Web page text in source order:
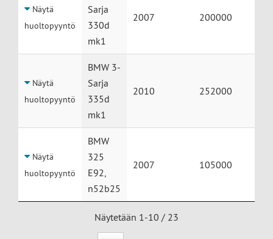
Näytä
huoltopyyntö
Sarja
330d
mk1
2007 200000
Näytä
huoltopyyntö
BMW 3-
Sarja
335d
mk1
2010 252000
Näytä
huoltopyyntö
BMW
325
E92,
n52b25
2007 105000
Näytetään 1-10 / 23